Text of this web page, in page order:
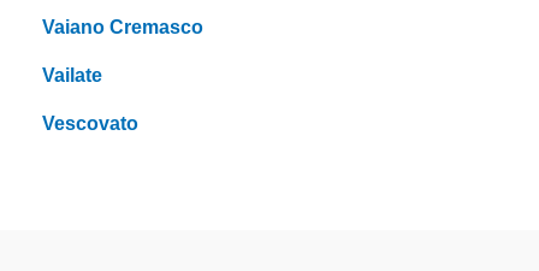
Vaiano Cremasco
Vailate
Vescovato